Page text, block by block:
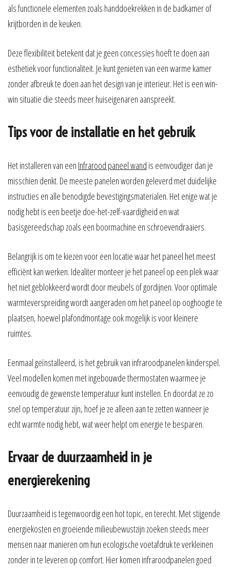
als functionele elementen zoals handdoekrekken in de badkamer of
krijtborden in de keuken.
Deze flexibiliteit betekent dat je geen concessies hoeft te doen aan
esthetiek voor functionaliteit. Je kunt genieten van een warme kamer
zonder afbreuk te doen aan het design van je interieur. Het is een win-
win situatie die steeds meer huiseigenaren aanspreekt.
Tips voor de installatie en het gebruik
Het installeren van een Infrarood paneel wand is eenvoudiger dan je
misschien denkt. De meeste panelen worden geleverd met duidelijke
instructies en alle benodigde bevestigingsmaterialen. Het enige wat je
nodig hebt is een beetje doe-het-zelf-vaardigheid en wat
basisgereedschap zoals een boormachine en schroevendraaiers.
Belangrijk is om te kiezen voor een locatie waar het paneel het meest
efficiënt kan werken. Idealiter monteer je het paneel op een plek waar
het niet geblokkeerd wordt door meubels of gordijnen. Voor optimale
warmteverspreiding wordt aangeraden om het paneel op ooghoogte te
plaatsen, hoewel plafondmontage ook mogelijk is voor kleinere
ruimtes.
Eenmaal geïnstalleerd, is het gebruik van infraroodpanelen kinderspel.
Veel modellen komen met ingebouwde thermostaten waarmee je
eenvoudig de gewenste temperatuur kunt instellen. En doordat ze zo
snel op temperatuur zijn, hoef je ze alleen aan te zetten wanneer je
echt warmte nodig hebt, wat weer helpt om energie te besparen.
Ervaar de duurzaamheid in je
energierekening
Duurzaamheid is tegenwoordig een hot topic, en terecht. Met stijgende
energiekosten en groeiende milieubewustzijn zoeken steeds meer
mensen naar manieren om hun ecologische voetafdruk te verkleinen
zonder in te leveren op comfort. Hier komen infraroodpanelen goed